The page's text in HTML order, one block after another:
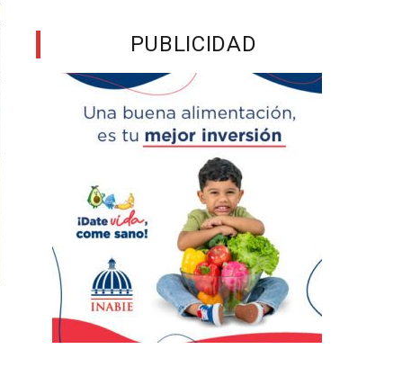
PUBLICIDAD